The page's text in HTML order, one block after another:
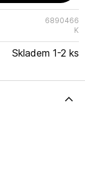
6890466
K
Skladem 1-2 ks